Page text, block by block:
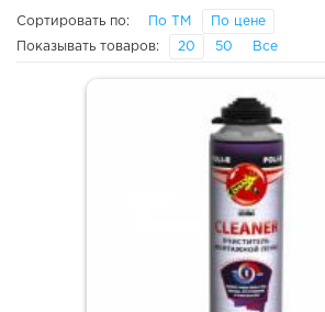
Сортировать по: По ТМ По цене
Показывать товаров: 20 50 Все